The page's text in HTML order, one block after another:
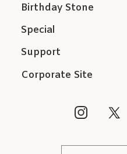
Support
Corporate Site
Birthday Stone
Special